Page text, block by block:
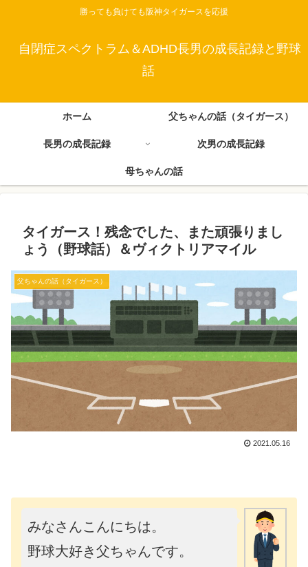
勝っても負けても阪神タイガースを応援
自閉症スペクトラム＆ADHD長男の成長記録と野球
話
ホーム 父ちゃんの話（タイガース）
長男の成長記録 次男の成長記録
母ちゃんの話
タイガース！残念でした、また頑張りまし
ょう（野球話）＆ヴィクトリアマイル
父ちゃんの話（タイガース）
2021.05.16
みなさんこんにちは。
野球大好き父ちゃんです。